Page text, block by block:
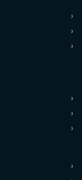
›
›
›
›
›
›
›